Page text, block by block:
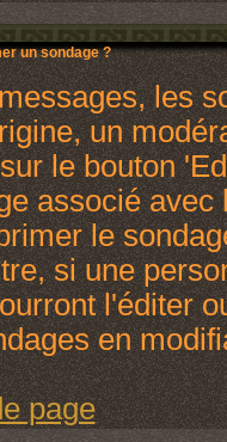
un sondage ?
les
un
le bouton
associé
le
si une
l'éditer
en
page